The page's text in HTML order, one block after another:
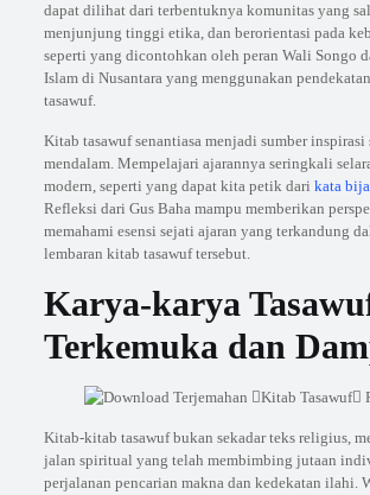
dapat dilihat dari terbentuknya komunitas yang
menjunjung tinggi etika, dan berorientasi pada
seperti yang dicontohkan oleh peran Wali Songo
Islam di Nusantara yang menggunakan
tasawuf.
Kitab tasawuf senantiasa menjadi sumber
mendalam. Mempelajari ajarannya seringkali
modern, seperti yang dapat kita petik dari kata
Refleksi dari Gus Baha mampu memberikan
memahami esensi sejati ajaran yang terkandung
lembaran kitab tasawuf tersebut.
Karya-karya
Terkemuka dan
Kitab-kitab tasawuf bukan sekadar teks religius,
jalan spiritual yang telah membimbing jutaan
perjalanan pencarian makna dan kedekatan ilahi.